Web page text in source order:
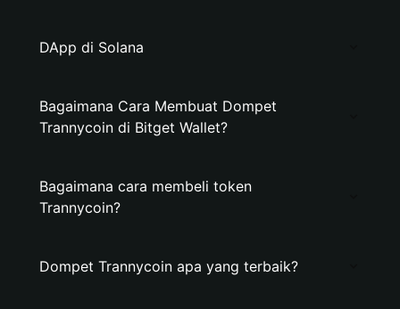
DApp di Solana
Bagaimana Cara Membuat Dompet
Trannycoin di Bitget Wallet?
Bagaimana cara membeli token
Trannycoin?
Dompet Trannycoin apa yang terbaik?